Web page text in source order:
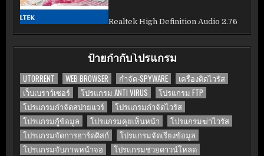
Realtek High Definition Audio 2.76
ป้ายกำกับโปรแกรม
UTORRENT WEB BROWSER กำจัด-SPYWARE
เครื่องติดไวรัส
เว็บเบราว์เซอร์
โปรแกรม ANTI VIRUS
โปรแกรม FTP
โปรแกรมกำจัดสปายแวร์
โปรแกรมกำจัดไวรัส
โปรแกรมกู้ข้อมูล
โปรแกรมคุยเห็นหน้า
โปรแกรมฆ่าไวรัส
โปรแกรมจัดการฮาร์ดดิสก์
โปรแกรมจัดเรียงข้อมูล
โปรแกรมจับภาพหน้าจอ
โปรแกรมช่วยดาวน์โหลด